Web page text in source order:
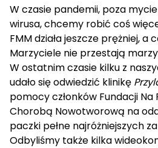
W czasie pandemii, poza
wirusa, chcemy robić coś
FMM działa jeszcze prężniej, a
Marzyciele nie przestają
W ostatnim czasie kilku z
udało się odwiedzić klinikę
pomocy członków Fundacji Na
Chorobą Nowotworową na
paczki pełne najróżniejszych
Odbyliśmy także kilka